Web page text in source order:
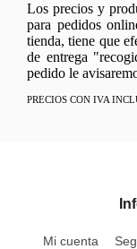
Los precios y
para pedidos
tienda, tiene que
de entrega
pedido le
PRECIOS CON IVA
Mi cuenta